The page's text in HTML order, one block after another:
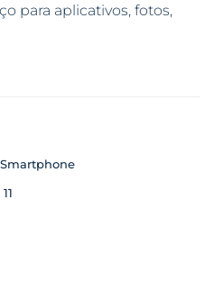
para aplicativos, fotos,
Smartphone